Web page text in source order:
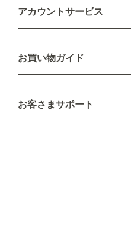
アカウントサービス
新規会員登録
お買い物ガイド
配送について
不良品・返品について
お客さまサポート